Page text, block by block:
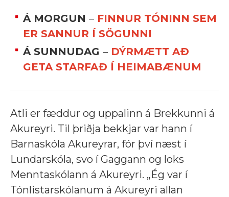
Á MORGUN – FINNUR TÓNINN SEM
ER SANNUR Í SÖGUNNI
Á SUNNUDAG – DÝRMÆTT AÐ
GETA STARFAÐ Í HEIMABÆNUM
Atli er fæddur og uppalinn á Brekkunni á
Akureyri. Til þriðja bekkjar var hann í
Barnaskóla Akureyrar, fór því næst í
Lundarskóla, svo í Gaggann og loks
Menntaskólann á Akureyri. „Ég var í
Tónlistarskólanum á Akureyri allan